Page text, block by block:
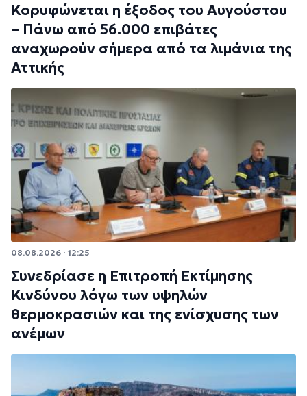
Κορυφώνεται η έξοδος του Αυγούστου
– Πάνω από 56.000 επιβάτες
αναχωρούν σήμερα από τα λιμάνια της
Αττικής
08.08.2026 · 12:25
Συνεδρίασε η Επιτροπή Εκτίμησης
Κινδύνου λόγω των υψηλών
θερμοκρασιών και της ενίσχυσης των
ανέμων